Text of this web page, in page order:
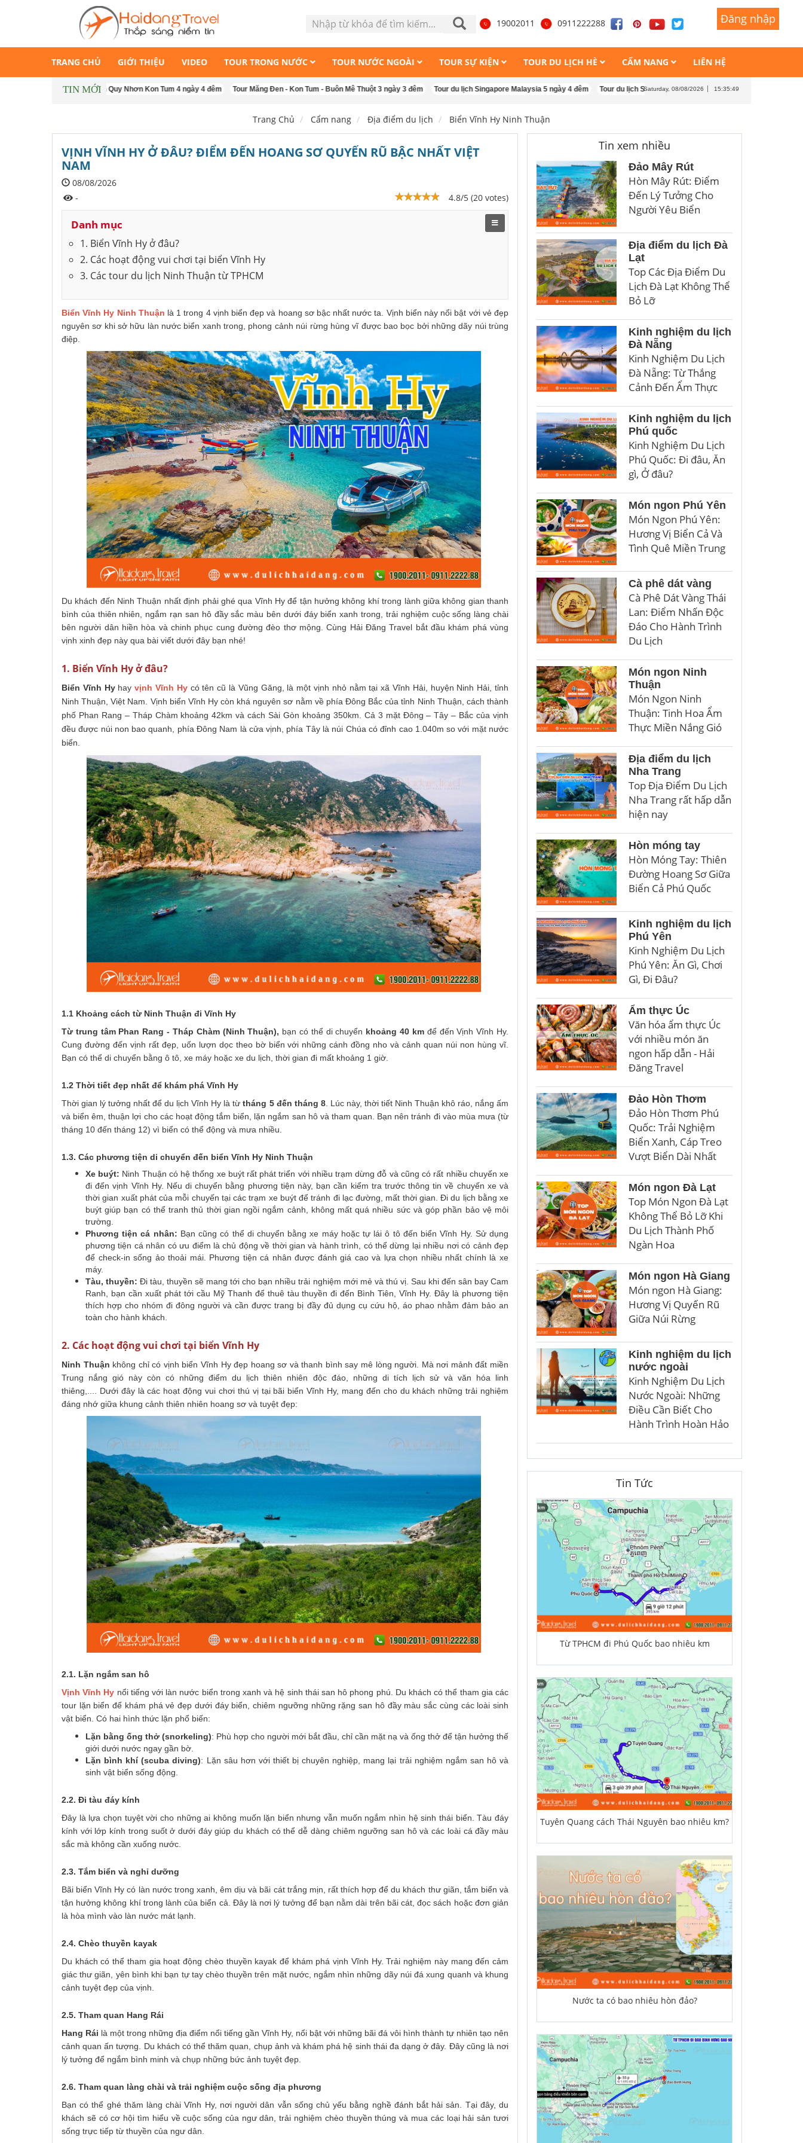
Đăng nhập
19002011 0911222288 Đăng nhập
TRANG CHỦ GIỚI THIỆU VIDEO TOUR TRONG NƯỚC TOUR NƯỚC NGOÀI TOUR SỰ KIỆN TOUR DU LỊCH HÈ CẨM NANG LIÊN HỆ
TIN MỚI
Tour Măng Đen Quy Nhơn Kon Tum 4 ngày 4 đêm Tour Măng Đen - Kon Tum - Buôn Mê Thuột 3 ngày 3 đêm Tour du lịch Singapore Malaysia 5 ngày 4 đêm Tour du lịch Singapore Malaysia 4 ngày 3 đêm Tour du lịch Quy
Saturday, 08/08/2026 15:35:51
Trang Chủ Cẩm nang Địa điểm du lịch Biển Vĩnh Hy Ninh Thuận
VỊNH VĨNH HY Ở ĐÂU? ĐIỂM ĐẾN HOANG SƠ QUYẾN RŨ BẬC NHẤT VIỆT
NAM
08/08/2026
4.8/5 (20 votes)
-
Danh mục
1. Biển Vĩnh Hy ở đâu?
2. Các hoạt động vui chơi tại biển Vĩnh Hy
3. Các tour du lịch Ninh Thuận từ TPHCM
Biển Vĩnh Hy Ninh Thuận là 1 trong 4 vịnh biển đẹp và hoang sơ bậc nhất nước ta. Vịnh biển này nổi bật với vẻ đẹp
nguyên sơ khi sở hữu làn nước biển xanh trong, phong cảnh núi rừng hùng vĩ được bao bọc bởi những dãy núi trùng
điệp.
Du khách đến Ninh Thuận nhất định phải ghé qua Vĩnh Hy để tận hưởng không khí trong lành giữa không gian thanh
bình của thiên nhiên, ngắm rạn san hô đầy sắc màu bên dưới đáy biển xanh trong, trải nghiệm cuộc sống làng chài
bên người dân hiền hòa và chinh phục cung đường đèo thơ mộng. Cùng Hải Đăng Travel bắt đầu khám phá vùng
vịnh xinh đẹp này qua bài viết dưới đây bạn nhé!
1. Biển Vĩnh Hy ở đâu?
Biển Vĩnh Hyhayvịnh Vĩnh Hycó tên cũ là Vũng Găng, là một vịnh nhỏ nằm tại xã Vĩnh Hải, huyện Ninh Hải, tỉnh
Ninh Thuận, Việt Nam. Vịnh biển Vĩnh Hy còn khá nguyên sơ nằm về phía Đông Bắc của tỉnh Ninh Thuận, cách thành
phố Phan Rang – Tháp Chàm khoảng 42km và cách Sài Gòn khoảng 350km. Cả 3 mặt Đông – Tây – Bắc của vịnh
đều được núi non bao quanh, phía Đông Nam là cửa vịnh, phía Tây là núi Chúa có đỉnh cao 1.040m so với mặt nước
biển.
1.1 Khoảng cách từ Ninh Thuận đi Vĩnh Hy
Từ trung tâm Phan Rang - Tháp Chàm (Ninh Thuận), bạn có thể di chuyển khoảng 40 kmđể đến Vịnh Vĩnh Hy.
Cung đường đến vịnh rất đẹp, uốn lượn dọc theo bờ biển với những cánh đồng nho và cảnh quan núi non hùng vĩ.
Bạn có thể di chuyển bằng ô tô, xe máy hoặc xe du lịch, thời gian đi mất khoảng 1 giờ.
1.2 Thời tiết đẹp nhất để khám phá Vĩnh Hy
Thời gian lý tưởng nhất để du lịch Vĩnh Hy là từtháng 5 đến tháng 8. Lúc này, thời tiết Ninh Thuận khô ráo, nắng ấm
và biển êm, thuận lợi cho các hoạt động tắm biển, lặn ngắm san hô và tham quan. Bạn nên tránh đi vào mùa mưa (từ
tháng 10 đến tháng 12) vì biển có thể động và mưa nhiều.
1.3. Các phương tiện di chuyển đến biển Vĩnh Hy Ninh Thuận
Xe buýt: Ninh Thuận có hệ thống xe buýt rất phát triển với nhiều trạm dừng đỗ và cũng có rất nhiều chuyến xe
đi đến vịnh Vĩnh Hy. Nếu di chuyển bằng phương tiện này, bạn cần kiểm tra trước thông tin về chuyến xe và
thời gian xuất phát của mỗi chuyến tại các trạm xe buýt để tránh đi lạc đường, mất thời gian. Đi du lịch bằng xe
buýt giúp bạn có thể tranh thủ thời gian ngồi ngắm cảnh, không mất quá nhiều sức và góp phần bảo vệ môi
trường.
Phương tiện cá nhân: Bạn cũng có thể di chuyển bằng xe máy hoặc tự lái ô tô đến biển Vĩnh Hy. Sử dụng
phương tiện cá nhân có ưu điểm là chủ động về thời gian và hành trình, có thể dừng lại nhiều nơi có cảnh đẹp
để check-in sống ảo thoải mái. Phương tiện cá nhân được đánh giá cao và lựa chọn nhiều nhất chính là xe
máy.
Tàu, thuyền:Đi tàu, thuyền sẽ mang tới cho bạn nhiều trải nghiệm mới mẻ và thú vị. Sau khi đến sân bay Cam
Ranh, bạn cần xuất phát tới cầu Mỹ Thanh để thuê tàu thuyền đi đến Bình Tiên, Vĩnh Hy. Đây là phương tiện
thích hợp cho nhóm đi đông người và cần được trang bị đầy đủ dụng cụ cứu hộ, áo phao nhằm đảm bảo an
toàn cho hành khách.
2. Các hoạt động vui chơi tại biển Vĩnh Hy
Ninh Thuận không chỉ có vịnh biển Vĩnh Hy đẹp hoang sơ và thanh bình say mê lòng người. Mà nơi mảnh đất miền
Trung nắng gió này còn có những điểm du lịch thiên nhiên độc đáo, những di tích lịch sử và văn hóa linh
thiêng,.... Dưới đây là các hoạt động vui chơi thú vị tại bãi biển Vĩnh Hy, mang đến cho du khách những trải nghiệm
đáng nhớ giữa khung cảnh thiên nhiên hoang sơ và tuyệt đẹp:
2.1. Lặn ngắm san hô
Vịnh Vĩnh Hy nổi tiếng với làn nước biển trong xanh và hệ sinh thái san hô phong phú. Du khách có thể tham gia các
tour lặn biển để khám phá vẻ đẹp dưới đáy biển, chiêm ngưỡng những rặng san hô đầy màu sắc cùng các loài sinh
vật biển. Có hai hình thức lặn phổ biến:
Lặn bằng ống thở (snorkeling): Phù hợp cho người mới bắt đầu, chỉ cần mặt nạ và ống thở để tận hưởng thế
giới dưới nước ngay gần bờ.
Lặn bình khí (scuba diving): Lặn sâu hơn với thiết bị chuyên nghiệp, mang lại trải nghiệm ngắm san hô và
sinh vật biển sống động.
2.2. Đi tàu đáy kính
Đây là lựa chọn tuyệt vời cho những ai không muốn lặn biển nhưng vẫn muốn ngắm nhìn hệ sinh thái biển. Tàu đáy
kính với lớp kính trong suốt ở dưới đáy giúp du khách có thể dễ dàng chiêm ngưỡng san hô và các loài cá đầy màu
sắc mà không cần xuống nước.
2.3. Tắm biển và nghỉ dưỡng
Bãi biển Vĩnh Hy có làn nước trong xanh, êm dịu và bãi cát trắng mịn, rất thích hợp để du khách thư giãn, tắm biển và
tận hưởng không khí trong lành của biển cả. Đây là nơi lý tưởng để bạn nằm dài trên bãi cát, đọc sách hoặc đơn giản
là hòa mình vào làn nước mát lạnh.
2.4. Chèo thuyền kayak
Du khách có thể tham gia hoạt động chèo thuyền kayak để khám phá vịnh Vĩnh Hy. Trải nghiệm này mang đến cảm
giác thư giãn, yên bình khi bạn tự tay chèo thuyền trên mặt nước, ngắm nhìn những dãy núi đá xung quanh và khung
cảnh tuyệt đẹp của vịnh.
2.5. Tham quan Hang Rái
Hang Rái là một trong những địa điểm nổi tiếng gần Vĩnh Hy, nổi bật với những bãi đá vôi hình thành tự nhiên tạo nên
cảnh quan ấn tượng. Du khách có thể thăm quan, chụp ảnh và khám phá hệ sinh thái đa dạng ở đây. Đây cũng là nơi
lý tưởng để ngắm bình minh và chụp những bức ảnh tuyệt đẹp.
2.6. Tham quan làng chài và trải nghiệm cuộc sống địa phương
Bạn có thể ghé thăm làng chài Vĩnh Hy, nơi người dân vẫn sống chủ yếu bằng nghề đánh bắt hải sản. Tại đây, du
khách sẽ có cơ hội tìm hiểu về cuộc sống của ngư dân, trải nghiệm chèo thuyền thúng và mua các loại hải sản tươi
sống trực tiếp từ thuyền của ngư dân.
Tin xem nhiều
Đảo Mây Rút
Hòn Mây Rút: Điểm
Đến Lý Tưởng Cho
Người Yêu Biển
Địa điểm du lịch Đà
Lạt
Top Các Địa Điểm Du
Lịch Đà Lạt Không Thể
Bỏ Lỡ
Kinh nghiệm du lịch
Đà Nẵng
Kinh Nghiệm Du Lịch
Đà Nẵng: Từ Thắng
Cảnh Đến Ẩm Thực
Kinh nghiệm du lịch
Phú quốc
Kinh Nghiệm Du Lịch
Phú Quốc: Đi đâu, Ăn
gì, Ở đâu?
Món ngon Phú Yên
Món Ngon Phú Yên:
Hương Vị Biển Cả Và
Tình Quê Miền Trung
Cà phê dát vàng
Cà Phê Dát Vàng Thái
Lan: Điểm Nhấn Độc
Đáo Cho Hành Trình
Du Lịch
Món ngon Ninh
Thuận
Món Ngon Ninh
Thuận: Tinh Hoa Ẩm
Thực Miền Nắng Gió
Địa điểm du lịch
Nha Trang
Top Địa Điểm Du Lịch
Nha Trang rất hấp dẫn
hiện nay
Hòn móng tay
Hòn Móng Tay: Thiên
Đường Hoang Sơ Giữa
Biển Cả Phú Quốc
Kinh nghiệm du lịch
Phú Yên
Kinh Nghiệm Du Lịch
Phú Yên: Ăn Gì, Chơi
Gì, Đi Đâu?
Ẩm thực Úc
Văn hóa ẩm thực Úc
với nhiều món ăn
ngon hấp dẫn - Hải
Đăng Travel
Đảo Hòn Thơm
Đảo Hòn Thơm Phú
Quốc: Trải Nghiệm
Biển Xanh, Cáp Treo
Vượt Biển Dài Nhất
Món ngon Đà Lạt
Top Món Ngon Đà Lạt
Không Thể Bỏ Lỡ Khi
Du Lịch Thành Phố
Ngàn Hoa
Món ngon Hà Giang
Món ngon Hà Giang:
Hương Vị Quyến Rũ
Giữa Núi Rừng
Kinh nghiệm du lịch
nước ngoài
Kinh Nghiệm Du Lịch
Nước Ngoài: Những
Điều Cần Biết Cho
Hành Trình Hoàn Hảo
Tin Tức
Từ TPHCM đi Phú Quốc bao nhiêu km
Tuyên Quang cách Thái Nguyên bao nhiêu km?
Nước ta có bao nhiêu hòn đảo?